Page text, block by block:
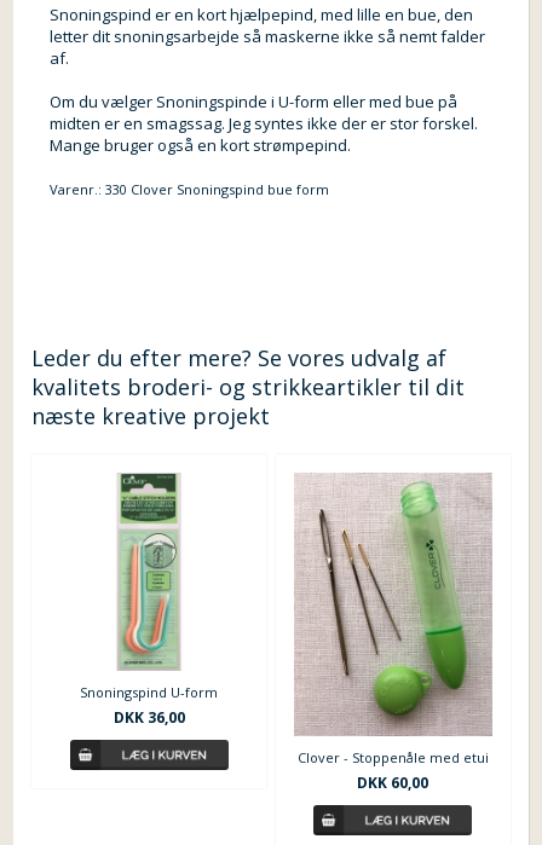
Snoningspind er en kort hjælpepind, med lille en bue, den
letter dit snoningsarbejde så maskerne ikke så nemt falder
af.
Om du vælger Snoningspinde i U-form eller med bue på
midten er en smagssag. Jeg syntes ikke der er stor forskel.
Mange bruger også en kort strømpepind.
Varenr.:330 Clover Snoningspind bue form
Leder du efter mere? Se vores udvalg af
kvalitets broderi- og strikkeartikler til dit
næste kreative projekt
Snoningspind U-form
DKK 36,00
Clover - Stoppenåle med etui
DKK 60,00